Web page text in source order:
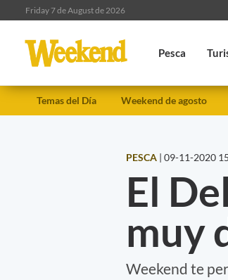
Friday 7 de August de 2026
Pesca
Temas del Día Weekend de agosto
PESCA | 09-11-2020
El
muy
Weekend te